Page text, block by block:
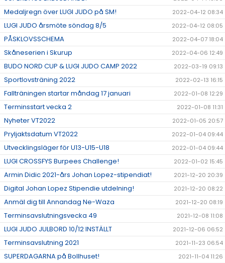
Medaljregn över LUGI JUDO på SM! 2022-04-12 08:34
LUGI JUDO årsmöte söndag 8/5 2022-04-12 08:05
PÅSKLOVSSCHEMA 2022-04-07 18:04
Skåneserien i Skurup 2022-04-06 12:49
BUDO NORD CUP & LUGI JUDO CAMP 2022 2022-03-19 09:13
Sportlovsträning 2022 2022-02-13 16:15
Fallträningen startar måndag 17 januari 2022-01-08 12:29
Terminsstart vecka 2 2022-01-08 11:31
Nyheter VT2022 2022-01-05 20:57
Pryljaktsdatum VT2022 2022-01-04 09:44
Utvecklingsläger för U13-U15-U18 2022-01-04 09:44
LUGI CROSSFYS Burpees Challenge! 2022-01-02 15:45
Armin Didic 2021-års Johan Lopez-stipendiat! 2021-12-20 20:39
Digital Johan Lopez Stipendie utdelning! 2021-12-20 08:22
Anmäl dig till Annandag Ne-Waza 2021-12-20 08:19
Terminsavslutningsvecka 49 2021-12-08 11:08
LUGI JUDO JULBORD 10/12 INSTÄLLT 2021-12-06 06:52
Terminsavslutning 2021 2021-11-23 06:54
SUPERDAGARNA på Bollhuset! 2021-11-04 11:26